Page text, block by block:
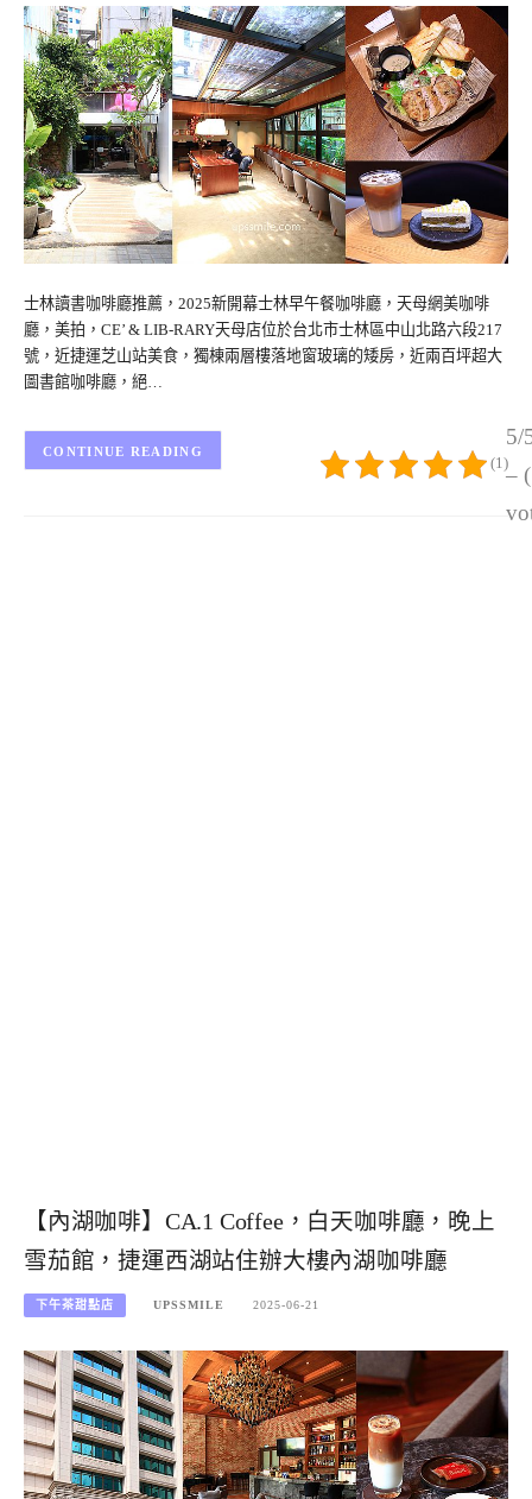
士林讀書咖啡廳推薦，2025新開幕士林早午餐咖啡廳，天母網美咖啡
廳，美拍，CE’ & LIB-RARY天母店位於台北市士林區中山北路六段217
號，近捷運芝山站美食，獨棟兩層樓落地窗玻璃的矮房，近兩百坪超大
圖書館咖啡廳，絕…
5/
–
(1)
CONTINUE READING
【內湖咖啡】CA.1 Coffee，白天咖啡廳，晚上
雪茄館，捷運西湖站住辦大樓內湖咖啡廳
下午茶甜點店 UPSSMILE 2025-06-21